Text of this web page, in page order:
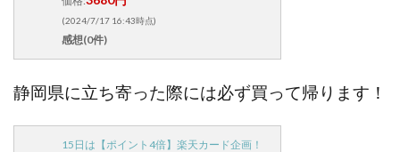
(2024/7/17 16:43時点)
感想(0件)
静岡県に立ち寄った際には必ず買って帰ります！
15日は【ポイント4倍】楽天カード企画！